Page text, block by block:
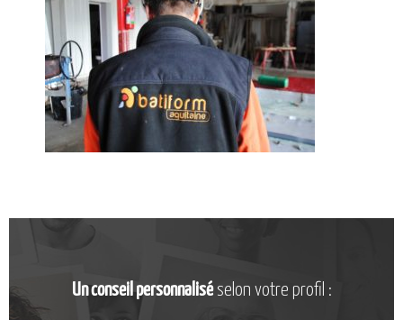
CATALOGUE DE FORMATIONS
NOS FORMATIONS PAR MÉTIER
NOS FORMATIONS SÉCURITÉ
NOS PERFECTIONNEMENTS PAR MÉTIER
NOS FORMATIONS SUR DEMANDE
Un conseil personnaliséselon votre profil :